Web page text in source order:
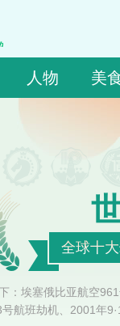
人物 美
全球十
：埃塞俄比亚航空
航班劫机、2001年